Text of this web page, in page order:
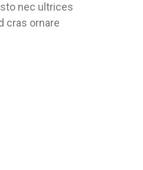
nec ultrices
cras ornare